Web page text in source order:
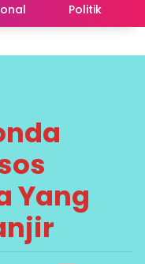
Politik
Yang